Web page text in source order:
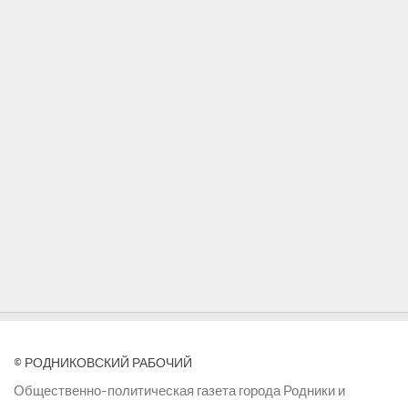
© РОДНИКОВСКИЙ РАБОЧИЙ
Общественно-политическая газета города Родники и